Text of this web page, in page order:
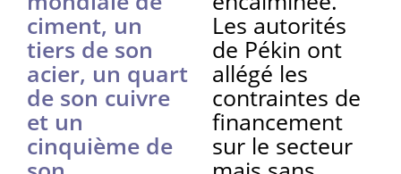
ciment, un
tiers de son
acier, un quart
de son cuivre
et un
cinquième de
Les autorités
de Pékin ont
allégé les
contraintes de
financement
sur le secteur